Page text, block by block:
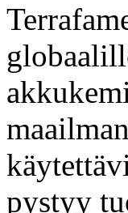
pystyy